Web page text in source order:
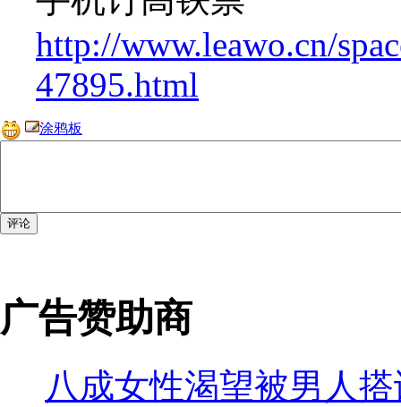
http://www.leawo.cn/
47895.html
涂鸦板
广告赞助商
八成女性渴望被男人